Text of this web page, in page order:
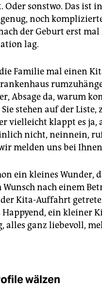
Oder sonstwo. Das ist
genug, noch
der Geburt erst
lag.
Familie mal einen
Absage da, warum
Sie stehen auf der Liste,
vielleicht klappt es ja,
nicht, neinnein,
melden uns bei
ein kleines Wunder,
nach einem
Kita-Auffahrt
Happyend, ein kleiner
alles ganz liebevoll,
wälzen